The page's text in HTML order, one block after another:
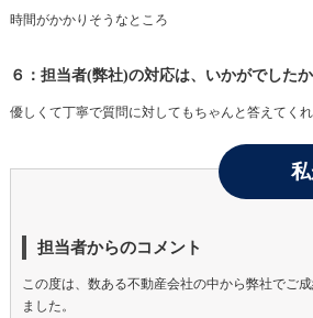
時間がかかりそうなところ
６：担当者(弊社)の対応は、いかがでしたか
優しくて丁寧で質問に対してもちゃんと答えてくれ
担当者からのコメント
この度は、数ある不動産会社の中から弊社でご
ました。